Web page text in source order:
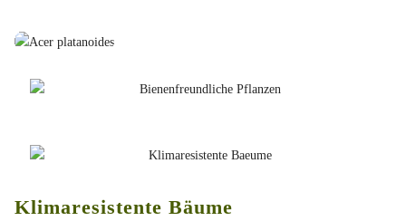
Klimaresistente Bäume